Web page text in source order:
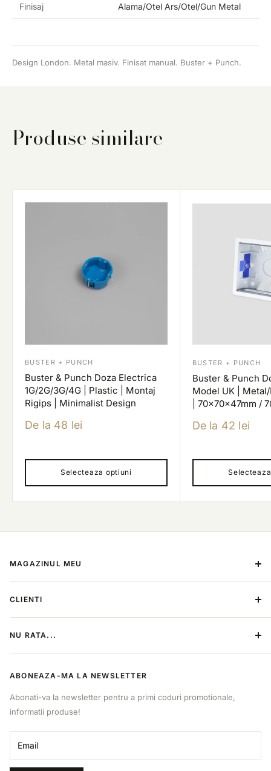
Finisaj Alama/Otel Ars/Otel/Gun Metal
Design London. Metal masiv. Finisat manual. Buster + Punch.
Produse similare
BUSTER + PUNCH
Buster & Punch Doza Electrica
1G/2G/3G/4G | Plastic | Montaj
Rigips | Minimalist Design
Pret
De la 48 lei
Selecteaza optiuni
BUSTER + PUNCH
Buster & Punch
Model UK |
| 70x70x47mm /
Pret
De la 42 lei
MAGAZINUL MEU
Despre Noi
Contact
CLIENTI
Metoda de plata
Politica de retur
Online Dispute Resolution
B2B
NU RATA...
Categorii
Produse
Sitemap
ABONEAZA-MA LA NEWSLETTER
Abonati-va la newsletter pentru a primi coduri promotionale,
informatii produse!
Email